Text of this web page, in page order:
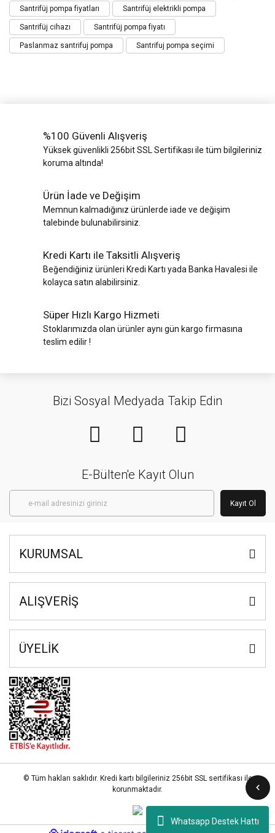
Whatsapp Destek Hattı
Santrifüj pompa fiyatları Santrifüj elektrikli pompa
Santrifüj cihazı Santrifüj pompa fiyatı
Paslanmaz santrifuj pompa Santrifuj pompa seçimi
%100 Güvenli Alışveriş
Yüksek güvenlikli 256bit SSL Sertifikası ile tüm bilgileriniz
koruma altında!
Ürün İade ve Değişim
Memnun kalmadığınız ürünlerde iade ve değişim
talebinde bulunabilirsiniz.
Kredi Kartı ile Taksitli Alışveriş
Beğendiğiniz ürünleri Kredi Kartı yada Banka Havalesi ile
kolayca satın alabilirsiniz.
Süper Hızlı Kargo Hizmeti
Stoklarımızda olan ürünler aynı gün kargo firmasına
teslim edilir !
Bizi Sosyal Medyada Takip Edin
E-Bülten'e Kayıt Olun
Kayıt Ol
KURUMSAL
ALIŞVERİŞ
ÜYELİK
© Tüm hakları saklıdır. Kredi kartı bilgileriniz 256bit SSL sertifikası ile
korunmaktadır.